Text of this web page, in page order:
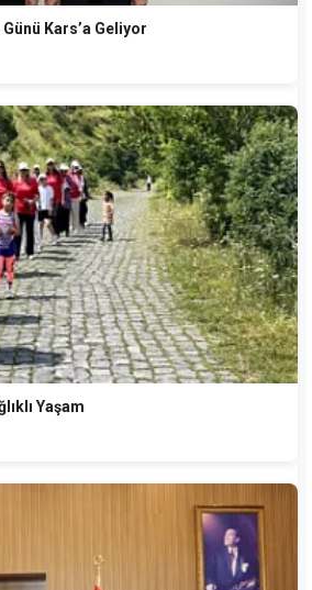
Kars’a Geliyor
Yaşam